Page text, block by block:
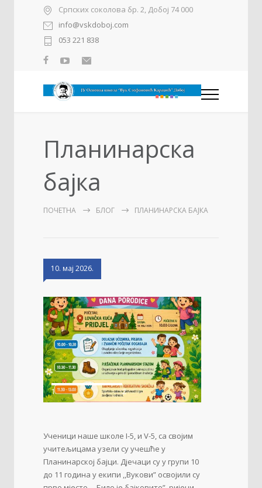
Српских соколова бр. 2, Добој 74 000
info@vskdoboj.com
053 221 838
Планинарска
бајка
ПОЧЕТНА БЛОГ ПЛАНИНАРСКА БАЈКА
10. мај 2026.
1 2
Ученици наше школе I-5, и V-5, са својим
учитељицама узели су учешће у
Планинарској бајци. Дјечаци су у групи 10
до 11 година у екипи ,,Вукови” освојили су